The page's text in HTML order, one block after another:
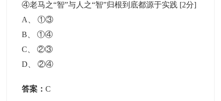
④老马之“智”与人之“智”归根到底都源于实践 [2分]
A
、①③
B 、①④
C 、②③
D 、②④
答案：C